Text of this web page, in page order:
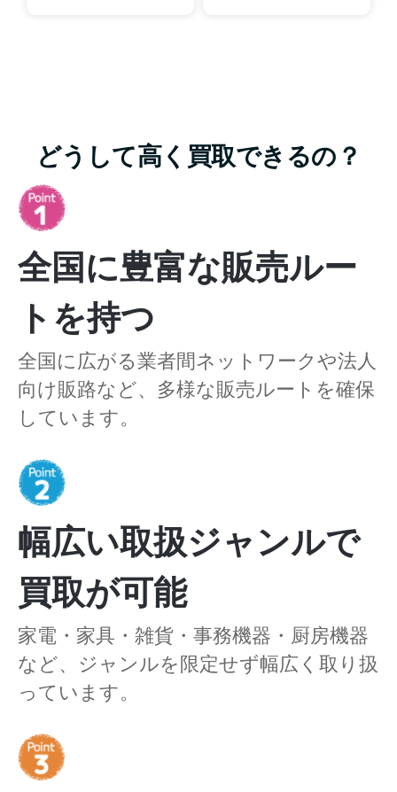
どうして高く買取できるの？
全国に豊富な販売ルー
トを持つ
全国に広がる業者間ネットワークや法人
向け販路など、多様な販売ルートを確保
しています。
幅広い取扱ジャンルで
買取が可能
家電・家具・雑貨・事務機器・厨房機器
など、ジャンルを限定せず幅広く取り扱
っています。